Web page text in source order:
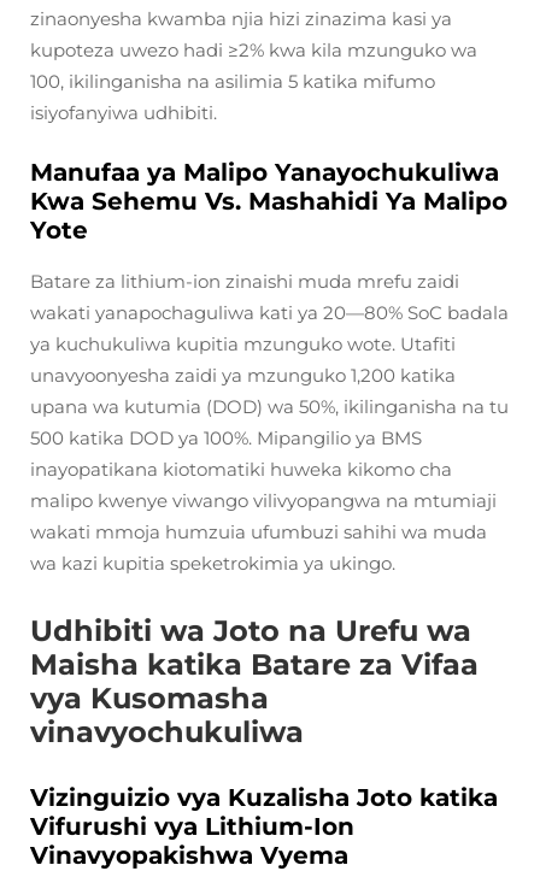
zinaonyesha kwamba njia hizi zinazima kasi ya
kupoteza uwezo hadi ≥2% kwa kila mzunguko wa
100, ikilinganisha na asilimia 5 katika mifumo
isiyofanyiwa udhibiti.
Manufaa ya Malipo Yanayochukuliwa
Kwa Sehemu Vs. Mashahidi Ya Malipo
Yote
Batare za lithium-ion zinaishi muda mrefu zaidi
wakati yanapochaguliwa kati ya 20—80% SoC badala
ya kuchukuliwa kupitia mzunguko wote. Utafiti
unavyoonyesha zaidi ya mzunguko 1,200 katika
upana wa kutumia (DOD) wa 50%, ikilinganisha na tu
500 katika DOD ya 100%. Mipangilio ya BMS
inayopatikana kiotomatiki huweka kikomo cha
malipo kwenye viwango vilivyopangwa na mtumiaji
wakati mmoja humzuia ufumbuzi sahihi wa muda
wa kazi kupitia speketrokimia ya ukingo.
Udhibiti wa Joto na Urefu wa
Maisha katika Batare za Vifaa
vya Kusomasha
vinavyochukuliwa
Vizinguizio vya Kuzalisha Joto katika
Vifurushi vya Lithium-Ion
Vinavyopakishwa Vyema